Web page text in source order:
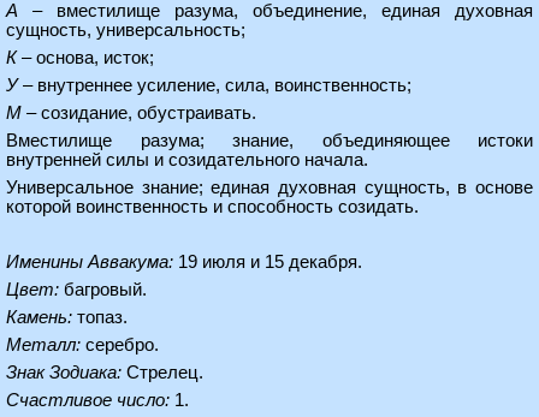
А – вместилище разума, объединение, единая духовная
сущность, универсальность;
К– основа, исток;
У– внутреннее усиление, сила, воинственность;
М – созидание, обустраивать.
Вместилище разума; знание, объединяющее истоки
внутренней силы и созидательного начала.
Универсальное знание; единая духовная сущность, в основе
которой воинственность и способность созидать.
Именины Аввакума: 19 июля и 15 декабря.
Цвет: багровый.
Камень: топаз.
Металл: серебро.
Знак Зодиака: Стрелец.
Счастливое число: 1.